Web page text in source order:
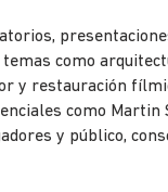
como
y restauración
como Martin
y público,